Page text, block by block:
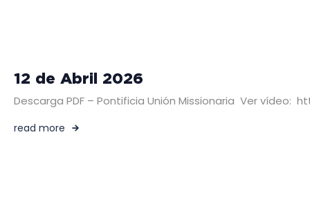
12 de Abril 2026
Descarga PDF – Pontificia Unión Missionaria Ver vídeo:
read more